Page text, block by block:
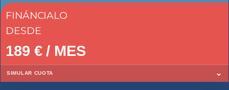
FINÁNCIALO
DESDE
189 € / MES
SIMULAR CUOTA ⌄